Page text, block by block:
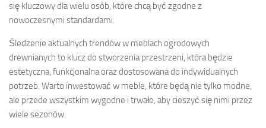
się kluczowy dla wielu osób, które chcą być zgodne z
nowoczesnymi standardami.
Śledzenie aktualnych trendów w meblach ogrodowych
drewnianych to klucz do stworzenia przestrzeni, która będzie
estetyczna, funkcjonalna oraz dostosowana do indywidualnych
potrzeb. Warto inwestować w meble, które będą nie tylko modne,
ale przede wszystkim wygodne i trwałe, aby cieszyć się nimi przez
wiele sezonów.